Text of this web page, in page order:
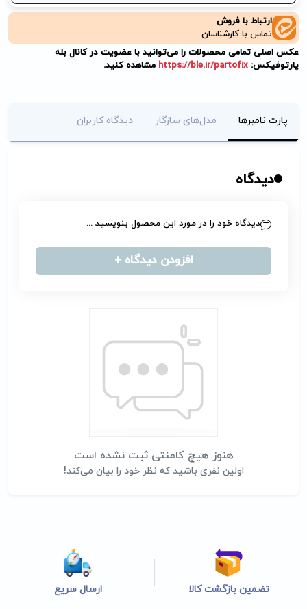
ارتباط با فروش
تماس با کارشناسان
عکس اصلی تمامی محصولات را می‌توانید با عضویت در کانال بله
پارتوفیکس: https://ble.ir/partofix مشاهده کنید.
پارت نامبرها مدل‌های سازگار دیدگاه کاربران
دیدگاه
هنوز هیچ کامنتی ثبت نشده است
اولین نفری باشید که نظر خود را بیان می‌کند!
دیدگاه خود را در مورد این محصول بنویسید ...
افزودن دیدگاه +
تضمین بازگشت کالا ارسال سریع